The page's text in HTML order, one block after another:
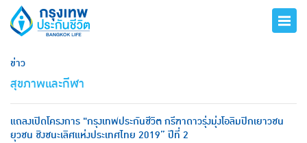
ข่าว
สุขภาพและกีฬา
แถลงเปิดโครงการ "กรุงเทพประกันชีวิต กรีฑาดาวรุ่งมุ่งโอลิมปิกเยาวชน
ยุวชน ชิงชนะเลิศแห่งประเทศไทย 2019” ปีที่ 2